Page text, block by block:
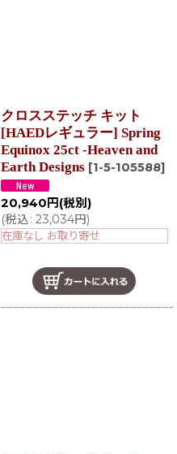
クロスステッチ キット
[HAEDレギュラー] Spring
Equinox 25ct -Heaven and
Earth Designs [1-5-105588]
20,940 円 (税別)
(税込: 23,034円)
在庫なし お取り寄せ